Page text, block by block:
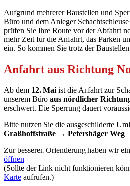
Aufgrund mehrerer Baustellen und
Büro und dem Anleger
prüfen Sie Ihre Route vor der Abfahrt
mehr Zeit für die Anfahrt, das Parken
ein. So kommen Sie trotz der
Anfahrt aus Richtung
Ab dem 12. Mai ist die Anfahrt zur
unserem Büro aus nördlicher
erschwert. Die Sperrung dauert
Bitte nutzen Sie die ausgeschilderte
Graßhoffstraße → Petershäger Weg
Zur besseren Orientierung haben wir
öffnen
(Sollte der Link nicht funktionieren
Karte aufrufen.)